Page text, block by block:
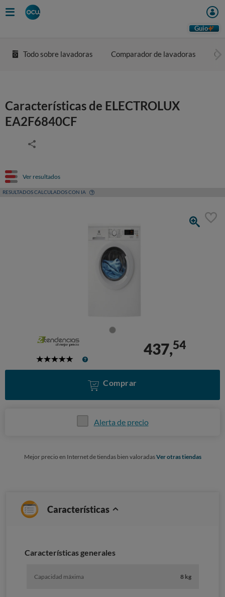
Guio
Todo sobre lavadoras Comparador de lavadoras
Características de ELECTROLUX
EA2F6840CF
Ver resultados
RESULTADOS CALCULADOS CON IA
5
437,54
Comprar
Alerta de precio
Mejor precio en Internet de tiendas bien valoradasVer otras tiendas
Características
Características generales
Capacidad máxima 8 kg